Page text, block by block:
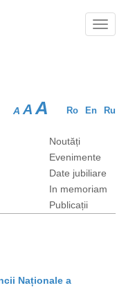
Ro En Ru
A A A
Noutăți
Evenimente
Date jubiliare
In memoriam
Publicații
Naționale a